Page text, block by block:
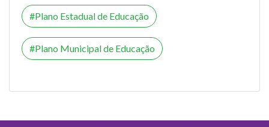
Plano Estadual de Educação
Plano Municipal de Educação